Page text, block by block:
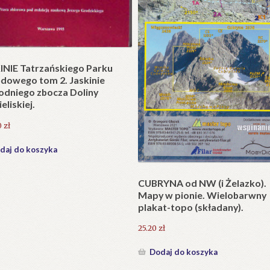
w wersji składanej.
Krzyże litewskie. Kapliczki i
przydrożne jako dzieło sztuki
ludowej i potrzeba ich
231.00zł
Dodaj do koszyka